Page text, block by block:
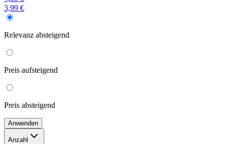
3,99 €
Relevanz absteigend
Preis aufsteigend
Preis absteigend
Anwenden
Anzahl